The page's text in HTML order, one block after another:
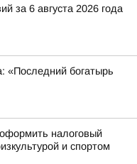
за 6 августа 2026 года
«Последний богатырь
налоговый
и спортом